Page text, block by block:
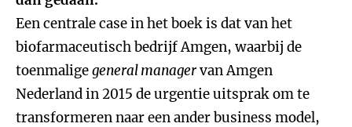
Een centrale case in het boek is dat van het
biofarmaceutisch bedrijf Amgen, waarbij de
toenmaligegeneral managervan Amgen
Nederland in 2015 de urgentie uitsprak om te
transformeren naar een ander business model,